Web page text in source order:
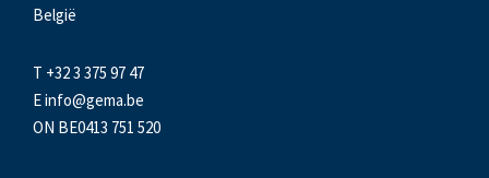
België
T +32 3 375 97 47
Einfo@gema.be
ON BE0413 751 520